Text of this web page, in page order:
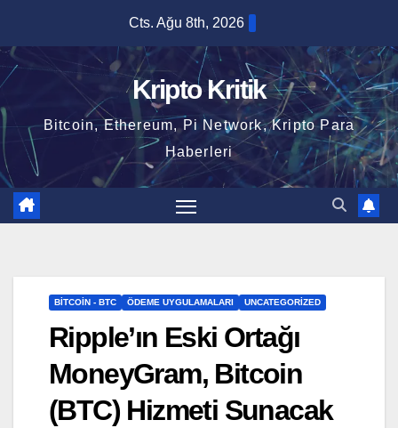
content
Cts. Ağu 8th, 2026
Kripto Kritik
Bitcoin, Ethereum, Pi Network, Kripto Para
Haberleri
BITCOIN - BTC ÖDEME UYGULAMALARI UNCATEGORIZED
Ripple’ın Eski Ortağı
MoneyGram, Bitcoin
(BTC) Hizmeti Sunacak